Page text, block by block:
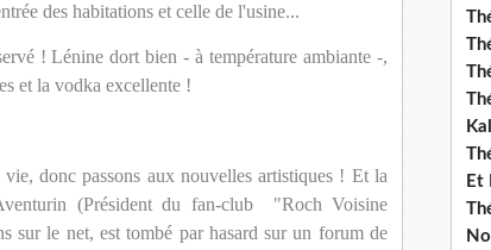
des habitations et celle de l'usine...
! Lénine dort bien - à température ambiante -,
et la vodka excellente !
donc passons aux nouvelles artistiques ! Et la
(Président du fan-club "Roch Voisine
sur le net, est tombé par hasard sur un forum de
Et